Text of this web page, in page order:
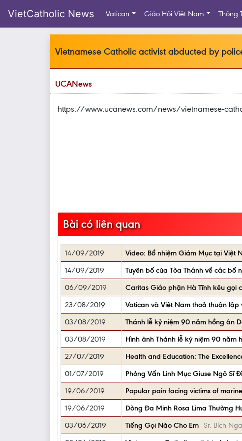
VietCatholic News Vatican Giáo Hội Việt Nam Thông
Vietnamese Catholic activist abducted by
UCANews
https://www.ucanews.com/news/vietnamese-
Bài có liên quan
14/09/2019 Video: Bổ nhiệm Giám Mục tại Việt
14/09/2019
Tuyên bố của Tòa Thánh về các bổ
06/09/2019
Caritas Giáo phận Hà Tĩnh kêu gọi
23/08/2019
Vatican và Việt Nam thoả thuận
03/08/2019
Thánh lễ kỷ niệm 90 năm hồng ân
03/08/2019
Hình ảnh Thánh lễ kỷ niệm 90 năm
27/07/2019
Health and Education: The
01/07/2019
Phỏng Vấn Linh Mục Giuse Ngô Sĩ
19/06/2019
Popular pain facing victims of
19/06/2019
Dòng Đa Minh Rosa Lima Thường
03/06/2019
Tiếng Gọi Nào Cho Em
Sr. Bích